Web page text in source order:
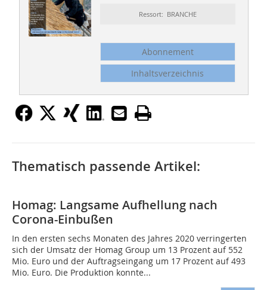
Ressort: BRANCHE
Abonnement
Inhaltsverzeichnis
Thematisch passende Artikel:
Homag: Langsame Aufhellung nach
Corona-Einbußen
In den ersten sechs Monaten des Jahres 2020 verringerten
sich der Umsatz der Homag Group um 13 Prozent auf 552
Mio. Euro und der Auftragseingang um 17 Prozent auf 493
Mio. Euro. Die Produktion konnte...